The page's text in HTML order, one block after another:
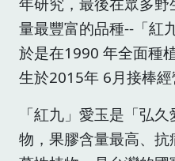
量最豐富的品種--「紅
於是在1990 年全面種
生於2015年 6月接棒經
「紅九」愛玉是「弘
物，果膠含量最高、